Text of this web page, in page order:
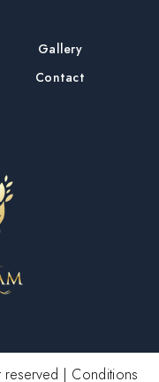
Gallery
Contact
| Conditions